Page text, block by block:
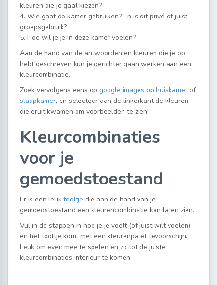
kleuren die je gaat kiezen?
4. Wie gaat de kamer gebruiken? En is dit privé of juist
groepsgebruik?
5. Hoe wil je je in deze kamer voelen?
Aan de hand van de antwoorden en kleuren die je op
hebt geschreven kun je gerichter gaan werken aan een
kleurcombinatie.
Zoek vervolgens eens op google images op huiskamer of
slaapkamer, en selecteer aan de linkerkant de kleuren
die eruit kwamen om voorbeelden te zien!
Kleurcombinaties
voor je
gemoedstoestand
Er is een leuk tooltje die aan de hand van je
gemoedstoestand een kleurencombinatie kan laten zien.
Vul in de stappen in hoe je je voelt (of juist wilt voelen)
en het tooltje komt met een kleurenpalet tevoorschijn.
Leuk om even mee te spelen en zo tot de juiste
kleurcombinaties interieur te komen.